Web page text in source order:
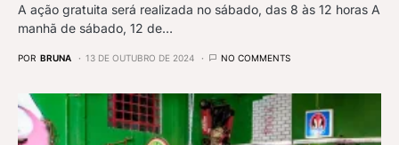
A ação gratuita será realizada no sábado, das 8 às 12 horas A
manhã de sábado, 12 de…
POR BRUNA 13 DE OUTUBRO DE 2024 NO COMMENTS